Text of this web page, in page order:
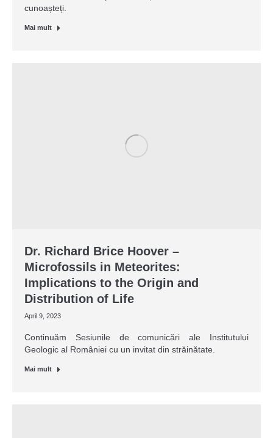
cunoașteți.
Mai mult
Dr. Richard Brice Hoover –
Microfossils in Meteorites:
Implications to the Origin and
Distribution of Life
April 9, 2023
Continuăm Sesiunile de comunicări ale Institutului
Geologic al României cu un invitat din străinătate.
Mai mult